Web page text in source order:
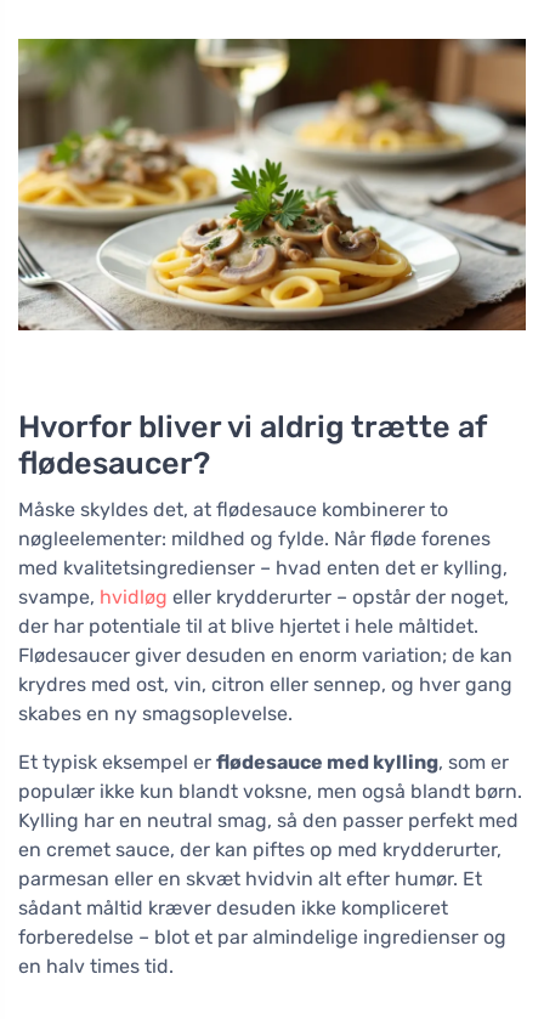
Hvorfor bliver vi aldrig trætte af
flødesaucer?
Måske skyldes det, at flødesauce kombinerer to
nøgleelementer: mildhed og fylde. Når fløde forenes
med kvalitetsingredienser – hvad enten det er kylling,
svampe, hvidløg eller krydderurter – opstår der noget,
der har potentiale til at blive hjertet i hele måltidet.
Flødesaucer giver desuden en enorm variation; de kan
krydres med ost, vin, citron eller sennep, og hver gang
skabes en ny smagsoplevelse.
Et typisk eksempel er flødesauce med kylling, som er
populær ikke kun blandt voksne, men også blandt børn.
Kylling har en neutral smag, så den passer perfekt med
en cremet sauce, der kan piftes op med krydderurter,
parmesan eller en skvæt hvidvin alt efter humør. Et
sådant måltid kræver desuden ikke kompliceret
forberedelse – blot et par almindelige ingredienser og
en halv times tid.